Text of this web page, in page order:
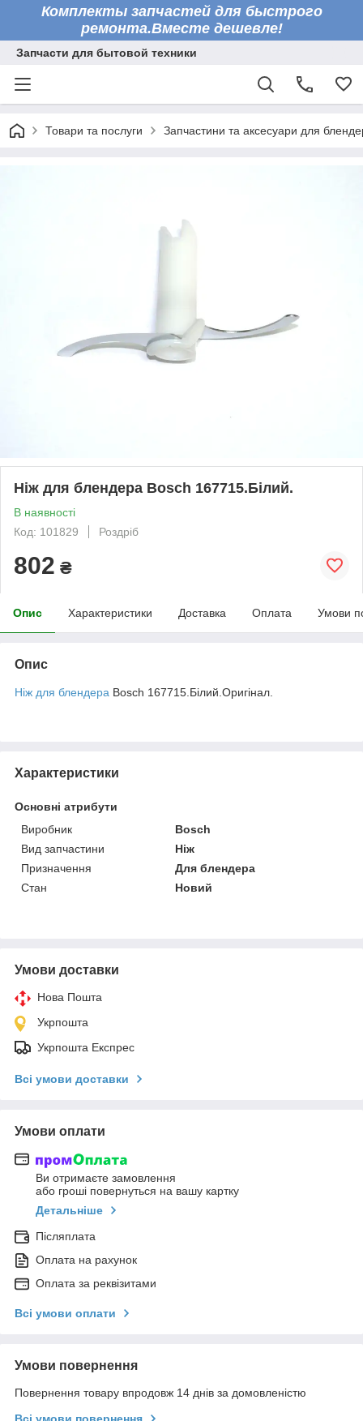
Комплекты запчастей для быстрого
ремонта.Вместе дешевле!
Запчасти для бытовой техники
Товари та послуги Запчастини та аксесуари для
Ніж для блендера Bosch 167715.Білий.
В наявності
Код: 101829
Роздріб
802 ₴
Опис Характеристики Доставка Оплата Умови
Опис
Ніж для блендера Bosch 167715.Білий.Оригінал.
Характеристики
Основні атрибути
Виробник
Bosch
Вид запчастини
Ніж
Призначення
Для блендера
Стан
Новий
Умови доставки
Нова Пошта
Укрпошта
Укрпошта Експрес
Всі умови доставки
Умови оплати
Ви отримаєте замовлення
або гроші повернуться на вашу картку
Детальніше
Післяплата
Оплата на рахунок
Оплата за реквізитами
Всі умови оплати
Умови повернення
Повернення товару впродовж 14 днів за домовленістю